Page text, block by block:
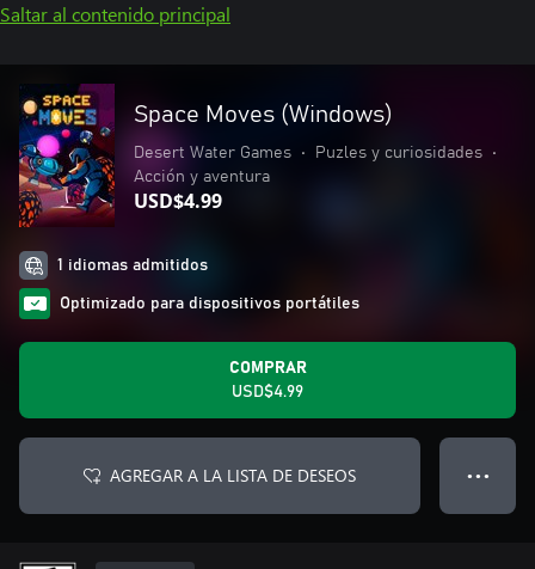
Saltar al contenido principal
Space Moves (Windows)
Desert Water Games • Puzles y curiosidades
•
Acción y aventura
USD$4.99
1 idiomas admitidos
Optimizado para dispositivos portátiles
COMPRAR
USD$4.99
AGREGAR A LA LISTA DE DESEOS ● ● ●